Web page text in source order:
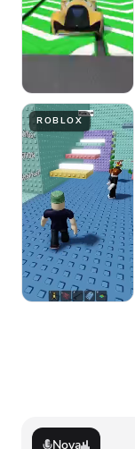
ROBLOX
Nova